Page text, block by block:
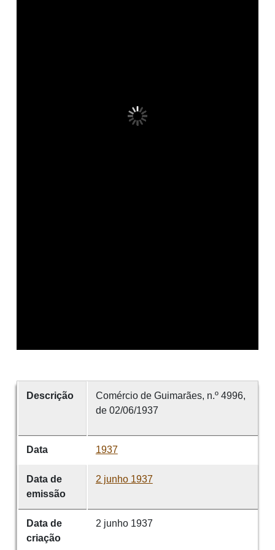
Descrição
Comércio de Guimarães, n.º 4996,
de 02/06/1937
Data 1937
Data de
emissão
2 junho 1937
Data de
criação
2 junho 1937